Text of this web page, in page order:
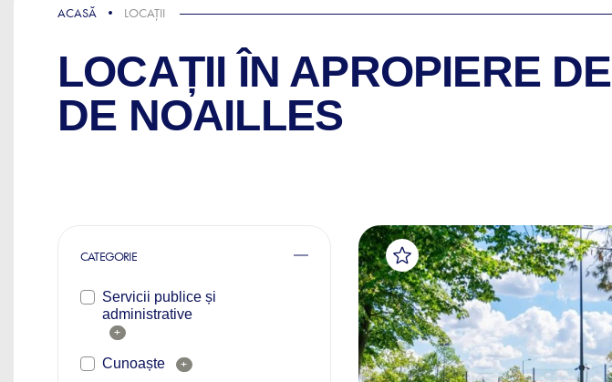
ACASĂ LOCAȚII
LOCAȚII ÎN APROPIERE DE
DE NOAILLES
CATEGORIE
Servicii publice și
administrative
+
Cunoaște +